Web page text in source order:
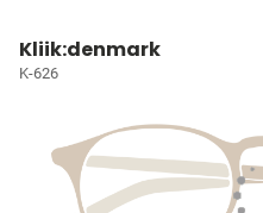
Kliik:denmark
K-626